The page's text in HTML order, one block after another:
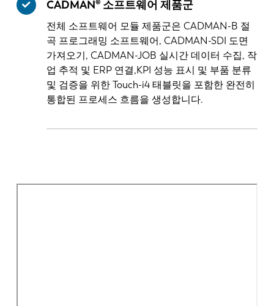
CADMAN® 소프트웨어 제품군
전체 소프트웨어 모듈 제품군은 CADMAN-B 절
곡 프로그래밍 소프트웨어, CADMAN-SDI 도면
가져오기, CADMAN-JOB 실시간 데이터 수집, 작
업 추적 및 ERP 연결,KPI 성능 표시 및 부품 분류
및 검증을 위한 Touch-i4 태블릿을 포함한 완전히
통합된 프로세스 흐름을 생성합니다.